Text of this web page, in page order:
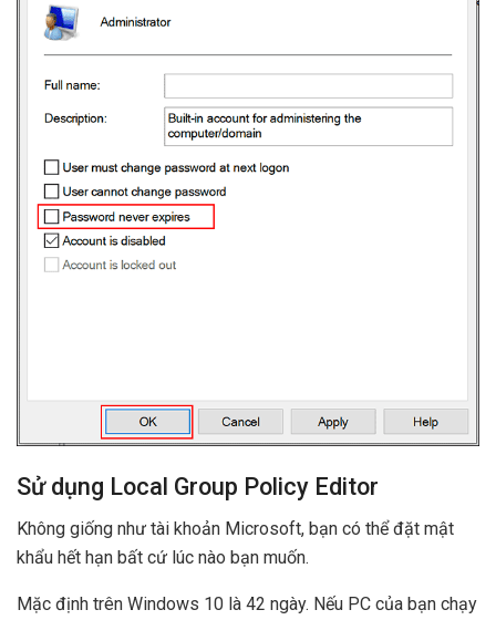
Sử dụng Local Group Policy Editor
Không giống như tài khoản Microsoft, bạn có thể đặt mật
khẩu hết hạn bất cứ lúc nào bạn muốn.
Mặc định trên Windows 10 là 42 ngày. Nếu PC của bạn chạy